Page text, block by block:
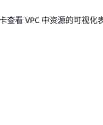
查看 VPC 中资源的可视化